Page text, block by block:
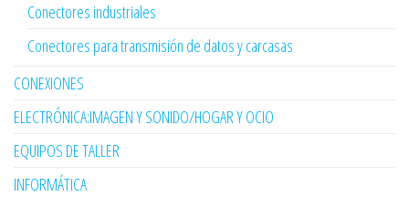
Conectores industriales
Conectores para transmisión de datos y carcasas
CONEXIONES
ELECTRÓNICA:IMAGEN Y SONIDO/HOGAR Y OCIO
EQUIPOS DE TALLER
INFORMÁTICA